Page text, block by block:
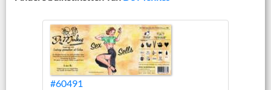
#60491